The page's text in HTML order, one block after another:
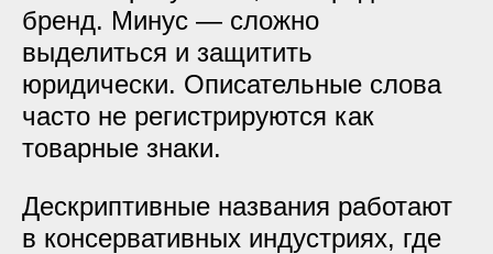
бренд. Минус — сложно
выделиться и защитить
юридически. Описательные слова
часто не регистрируются как
товарные знаки.
Дескриптивные названия работают
в консервативных индустриях, где